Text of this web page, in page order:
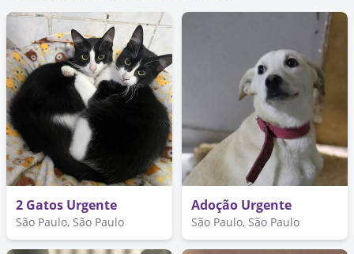
2 Gatos Urgente
São Paulo, São Paulo
Adoção Urgente
São Paulo, São Paulo